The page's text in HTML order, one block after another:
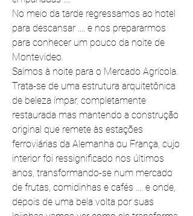
No meio da tarde regressamos ao hotel
para descansar .... e nos prepararmos
para conhecer um pouco da noite de
Montevideo.
Saímos à noite para o Mercado Agrícola.
Trata-se de uma estrutura arquitetônica
de beleza ímpar, completamente
restaurada mas mantendo a construção
original que remete às estações
ferroviárias da Alemanha ou França, cujo
interior foi ressignificado nos últimos
anos, transformando-se num mercado
de frutas, comidinhas e cafés .... e onde,
depois de uma bela volta por suas